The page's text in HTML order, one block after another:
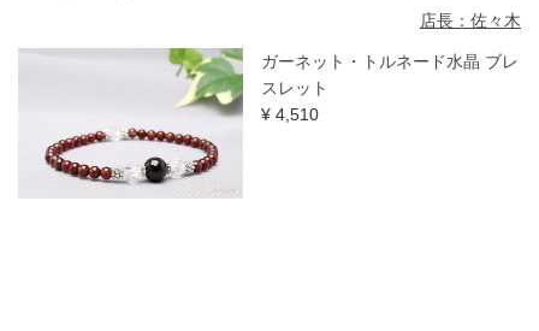
店長：佐々木
ガーネット・トルネード水晶 ブレ
スレット
¥ 4,510